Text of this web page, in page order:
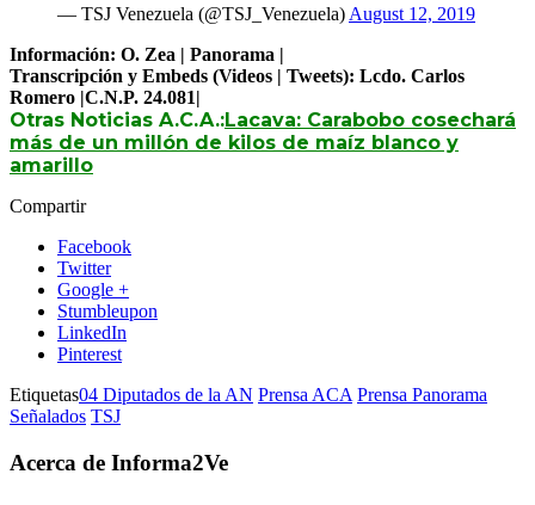
— TSJ Venezuela (@TSJ_Venezuela) August 12, 2019
Información: O. Zea | Panorama |
Transcripción y Embeds (Videos | Tweets): Lcdo. Carlos
Romero |C.N.P. 24.081|
Otras Noticias A.C.A.:Lacava: Carabobo cosechará
más de un millón de kilos de maíz blanco y
amarillo
Compartir
Facebook
Twitter
Google +
Stumbleupon
LinkedIn
Pinterest
Etiquetas04 Diputados de la AN Prensa ACA Prensa Panorama
Señalados TSJ
Acerca de Informa2Ve